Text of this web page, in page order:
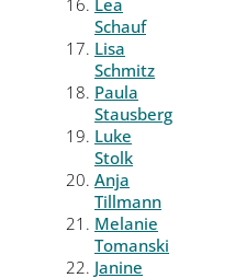
Lea
Schauf
Lisa
Schmitz
Paula
Stausberg
Luke
Stolk
Anja
Tillmann
Melanie
Tomanski
Janine